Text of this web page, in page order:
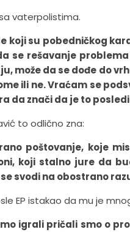
vaterpolistima.
koji su pobedničkog
se rešavanje
može da se dođe do
ili ne. Vraćam se
da znači da je to
to odlično zna:
poštovanje, koje
koji stalno jure da
svodi na obostrano
EP istakao da mu je
igrali pričali smo o